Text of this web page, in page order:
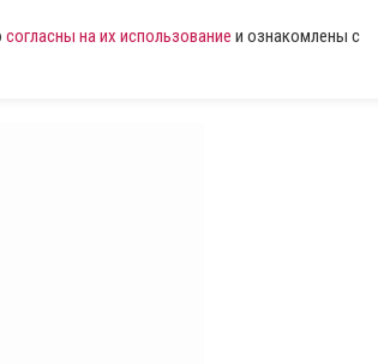
согласны на их использование и ознакомлены с